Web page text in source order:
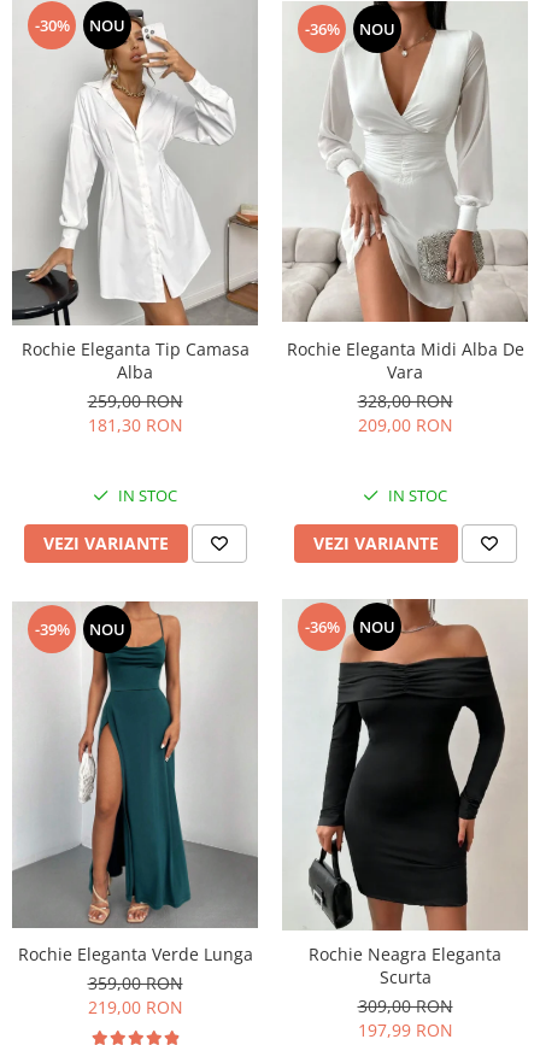
-30% NOU
Rochie Eleganta Tip Camasa
Alba
259,00 RON
181,30 RON
IN STOC
VEZI VARIANTE
-36% NOU
Rochie Eleganta Midi Alba De
Vara
328,00 RON
209,00 RON
IN STOC
VEZI VARIANTE
-39% NOU
Rochie Eleganta Verde Lunga
359,00 RON
219,00 RON
-36% NOU
Rochie Neagra Eleganta
Scurta
309,00 RON
197,99 RON